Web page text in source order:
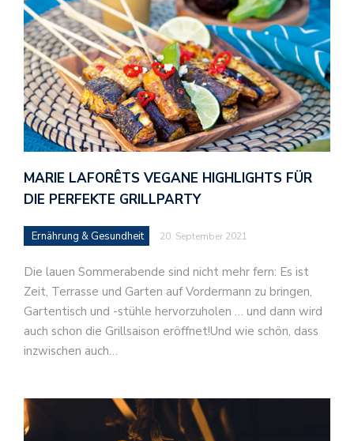
MARIE LAFORÊTS VEGANE HIGHLIGHTS FÜR
DIE PERFEKTE GRILLPARTY
Ernährung & Gesundheit 20. September 2021
Die lauen Sommerabende sind nicht mehr fern: Es ist
Zeit, Terrasse und Garten auf Vordermann zu bringen,
Gartentisch und -stühle hervorzuholen … und dann wird
auch schon die Grillsaison eröffnet!Und wie schön, dass
inzwischen auch…